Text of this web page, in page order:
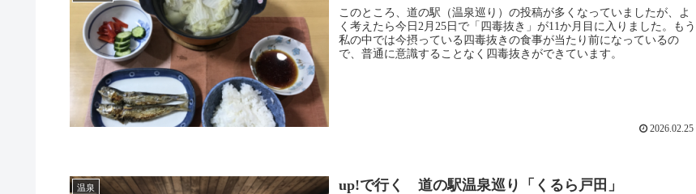
このところ、道の駅（温泉巡り）の投稿が多くなっていましたが、よ
く考えたら今日2月25日で「四毒抜き」が11か月目に入りました。もう
私の中では今摂っている四毒抜きの食事が当たり前になっているの
で、普通に意識することなく四毒抜きができています。
2026.02.25
温泉 up!で行く 道の駅温泉巡り「くるら戸田」